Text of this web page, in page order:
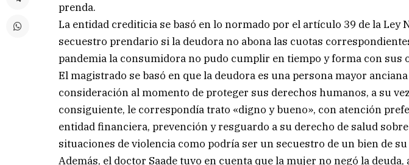
prenda.
La entidad crediticia se basó en lo normado por el artículo 39 de la Ley
secuestro prendario si la deudora no abona las cuotas
pandemia la consumidora no pudo cumplir en tiempo y forma con sus
El magistrado se basó en que la deudora es una persona mayor
consideración al momento de proteger sus derechos humanos, a su
consiguiente, le correspondía trato «digno y bueno», con atención
entidad financiera, prevención y resguardo a su derecho de salud
situaciones de violencia como podría ser un secuestro de un bien de
Además, el doctor Saade tuvo en cuenta que la mujer no negó la